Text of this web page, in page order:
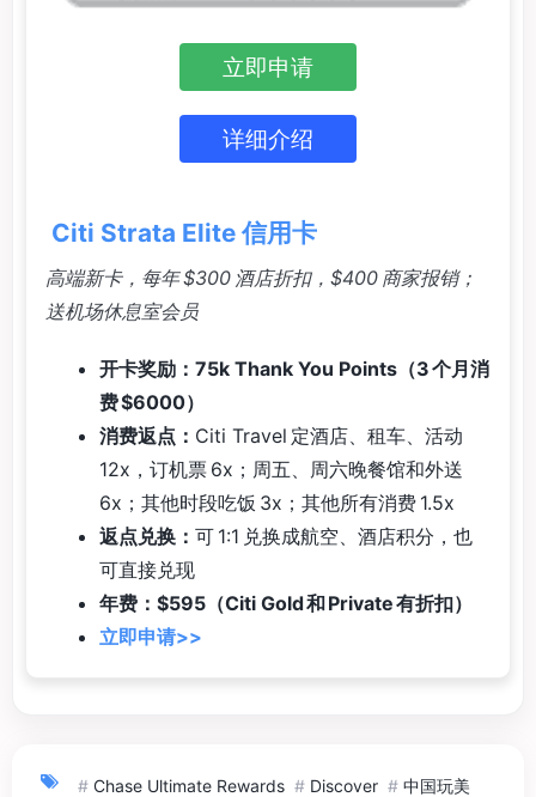
立即申请
详细介绍
Citi Strata Elite 信用卡
高端新卡，每年 $300 酒店折扣，$400 商家报销；
送机场休息室会员
开卡奖励：75k Thank You Points（3 个月消
费 $6000）
消费返点： Citi Travel 定酒店、租车、活动
12x，订机票 6x；周五、周六晚餐馆和外送
6x；其他时段吃饭 3x；其他所有消费 1.5x
返点兑换： 可 1:1 兑换成航空、酒店积分，也
可直接兑现
年费：$595（Citi Gold 和 Private 有折扣）
立即申请>>
# Chase Ultimate Rewards # Discover # 中国玩美